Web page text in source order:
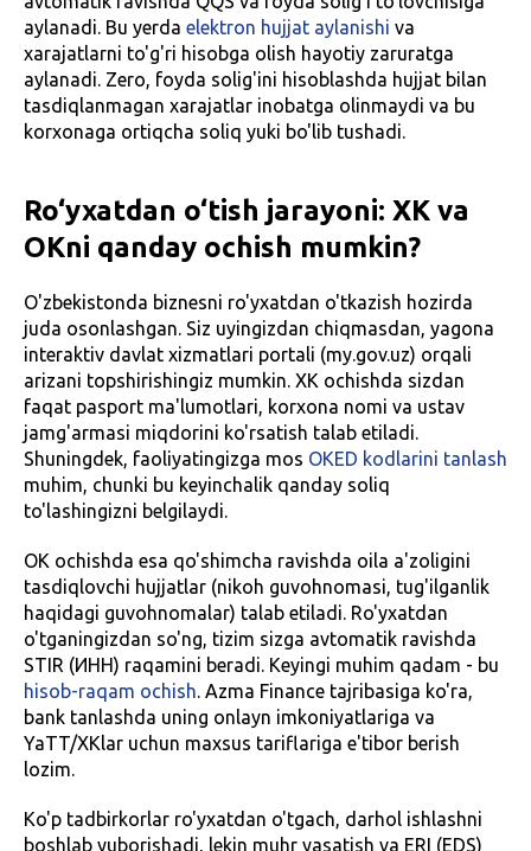
aylanadi. Bu yerda elektron hujjat aylanishi va
xarajatlarni to'g'ri hisobga olish hayotiy zaruratga
aylanadi. Zero, foyda solig'ini hisoblashda hujjat bilan
tasdiqlanmagan xarajatlar inobatga olinmaydi va bu
korxonaga ortiqcha soliq yuki bo'lib tushadi.
Ro‘yxatdan o‘tish jarayoni: XK va
OKni qanday ochish mumkin?
O'zbekistonda biznesni ro'yxatdan o'tkazish hozirda
juda osonlashgan. Siz uyingizdan chiqmasdan, yagona
interaktiv davlat xizmatlari portali (my.gov.uz) orqali
arizani topshirishingiz mumkin. XK ochishda sizdan
faqat pasport ma'lumotlari, korxona nomi va ustav
jamg'armasi miqdorini ko'rsatish talab etiladi.
Shuningdek, faoliyatingizga mos OKED kodlarini tanlash
muhim, chunki bu keyinchalik qanday soliq
to'lashingizni belgilaydi.
OK ochishda esa qo'shimcha ravishda oila a'zoligini
tasdiqlovchi hujjatlar (nikoh guvohnomasi, tug'ilganlik
haqidagi guvohnomalar) talab etiladi. Ro'yxatdan
o'tganingizdan so'ng, tizim sizga avtomatik ravishda
STIR (ИНН) raqamini beradi. Keyingi muhim qadam - bu
hisob-raqam ochish . Azma Finance tajribasiga ko'ra,
bank tanlashda uning onlayn imkoniyatlariga va
YaTT/XKlar uchun maxsus tariflariga e'tibor berish
lozim.
Ko'p tadbirkorlar ro'yxatdan o'tgach, darhol ishlashni
boshlab yuborishadi, lekin muhr yasatish va ERI (EDS)